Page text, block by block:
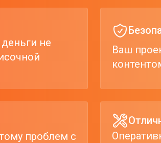
не
Ваш
проблем с